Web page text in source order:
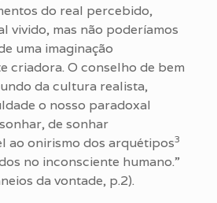
do real percebido,
vivido, mas não poderíamos
uma imaginação
criadora. O conselho de bem
da cultura realista,
o nosso paradoxal
de sonhar
ao onirismo dos arquétipos3
no inconsciente humano.”
da vontade, p.2).